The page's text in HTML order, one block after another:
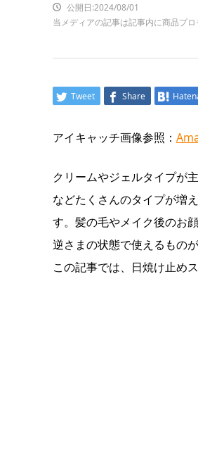
公開日:2024/08/01
当メディアの記事は記事内に商品プロ
Tweet Share
アイキャッチ画像参照：
クリームやジェルタイプが
などたくさんのタイプが増
す。髪の毛やメイク後のお
逆さまの状態で使えるもの
この記事では、日焼け止め